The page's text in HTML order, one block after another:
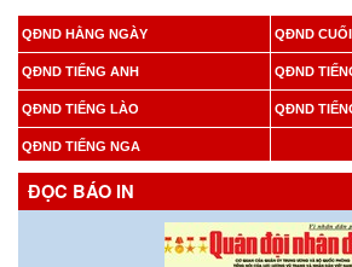
QĐND HẰNG NGÀY QĐND
QĐND TIẾNG ANH QĐND
QĐND TIẾNG LÀO QĐND
QĐND TIẾNG NGA
ĐỌC BÁO IN